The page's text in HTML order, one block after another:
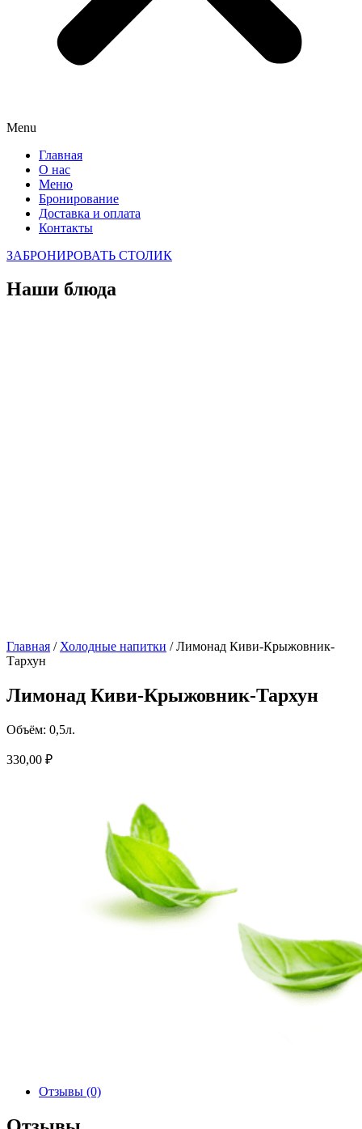
Menu
Главная
О нас
Меню
Бронирование
Доставка и оплата
Контакты
ЗАБРОНИРОВАТЬ СТОЛИК
Наши блюда
Главная / Холодные напитки / Лимонад Киви-Крыжовник-
Тархун
Лимонад Киви-Крыжовник-Тархун
Объём: 0,5л.
330,00 ₽
Отзывы (0)